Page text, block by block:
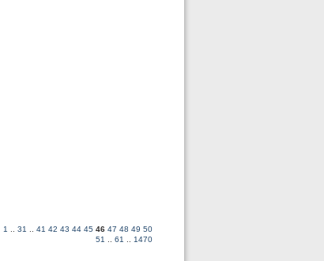
1 31 41 42 43 44 45 46 47 48 49 50
51
61 1470